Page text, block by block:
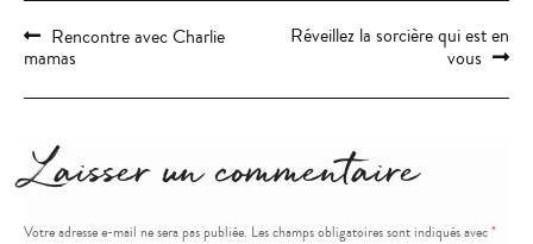
Navigation
de
l’article
Article
précédent :
Rencontre avec Charlie
mamas
Article
Réveillez la sorcière qui est en
vous
Laisser un commentaire
Votre adresse e-mail ne sera pas publiée. Les champs obligatoires sont indiqués avec*